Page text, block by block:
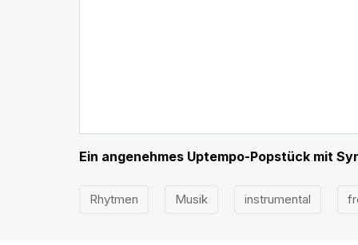
Ein angenehmes Uptempo-Popstück mit
Rhytmen Musik instrumental